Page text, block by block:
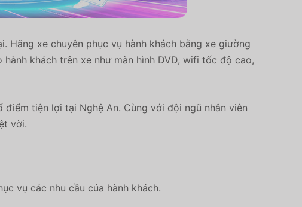
Hãng xe chuyên phục vụ hành khách bằng xe giường
khách trên xe như màn hình DVD, wifi tốc độ cao,
tiện lợi tại Nghệ An. Cùng với đội ngũ nhân viên
vời.
vụ các nhu cầu của hành khách.